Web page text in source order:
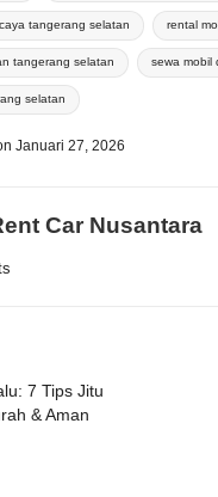
tangerang selatan rental
tangerang selatan sewa mobil
selatan
Januari 27, 2026
Car Nusantara
7 Tips Jitu
& Aman